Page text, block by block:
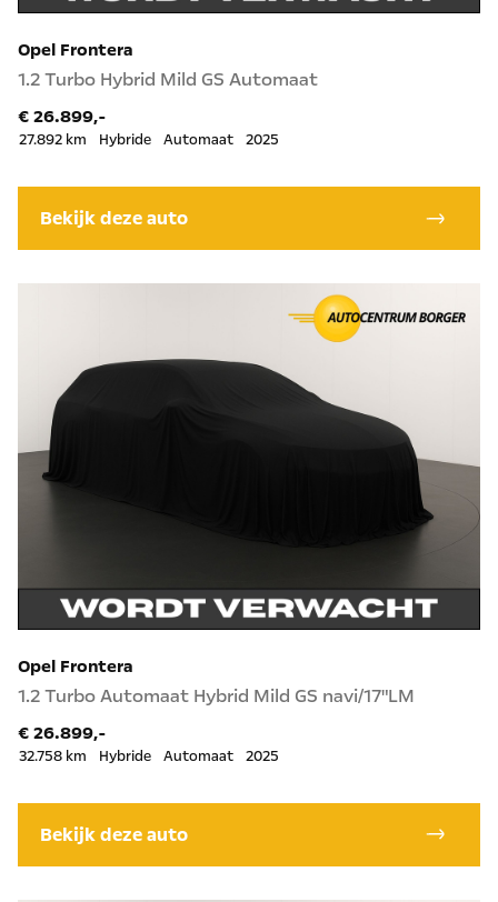
Opel Frontera
1.2 Turbo Hybrid Mild GS Automaat
€ 26.899,-
27.892 km Hybride Automaat 2025
Bekijk deze auto
Opel Frontera
1.2 Turbo Automaat Hybrid Mild GS navi/17"LM
€ 26.899,-
32.758 km Hybride Automaat 2025
Bekijk deze auto